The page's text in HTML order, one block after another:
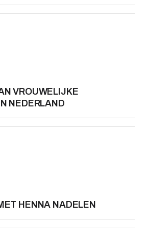
VROUWELIJKE
NEDERLAND
HENNA NADELEN